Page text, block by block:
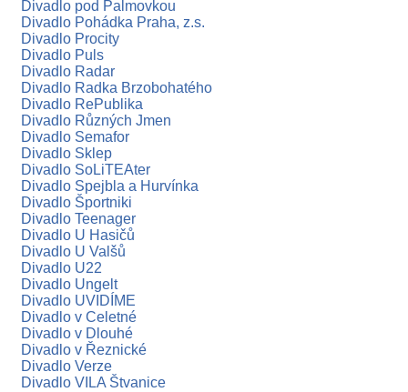
Divadlo pod Palmovkou
Divadlo Pohádka Praha, z.s.
Divadlo Procity
Divadlo Puls
Divadlo Radar
Divadlo Radka Brzobohatého
Divadlo RePublika
Divadlo Různých Jmen
Divadlo Semafor
Divadlo Sklep
Divadlo SoLiTEAter
Divadlo Spejbla a Hurvínka
Divadlo Športniki
Divadlo Teenager
Divadlo U Hasičů
Divadlo U Valšů
Divadlo U22
Divadlo Ungelt
Divadlo UVIDÍME
Divadlo v Celetné
Divadlo v Dlouhé
Divadlo v Řeznické
Divadlo Verze
Divadlo VILA Štvanice